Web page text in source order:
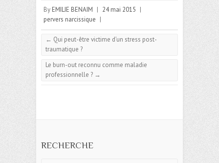
By EMILIE BENAIM | 24 mai 2015 |
pervers narcissique |
← Qui peut-être victime d’un stress post-
traumatique ?
Le burn-out reconnu comme maladie
professionnelle ? →
RECHERCHE